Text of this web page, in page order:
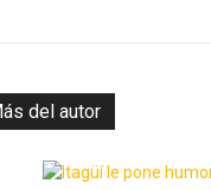
del autor